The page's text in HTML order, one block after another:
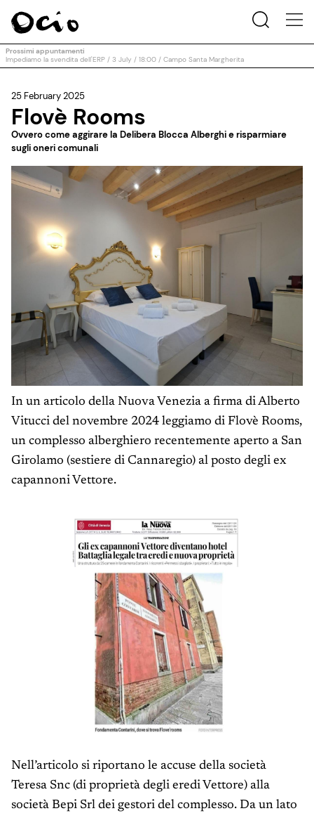
Prossimi appuntamenti
Impediamo la svendita dell'ERP / 3 July / 18:00 / Campo Santa Margherita
25 February 2025
Flovè Rooms
Ovvero come aggirare la Delibera Blocca Alberghi e risparmiare
sugli oneri comunali
In un articolo della Nuova Venezia a firma di Alberto
Vitucci del novembre 2024 leggiamo di Flovè Rooms,
un complesso alberghiero recentemente aperto a San
Girolamo (sestiere di Cannaregio) al posto degli ex
capannoni Vettore.
Nell’articolo si riportano le accuse della società
Teresa Snc (di proprietà degli eredi Vettore) alla
società Bepi Srl dei gestori del complesso. Da un lato